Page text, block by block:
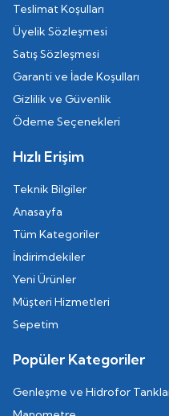
Teslimat Koşulları
Üyelik Sözleşmesi
Satış Sözleşmesi
Garanti ve İade Koşulları
Gizlilik ve Güvenlik
Ödeme Seçenekleri
Hızlı Erişim
Teknik Bilgiler
Anasayfa
Tüm Kategoriler
İndirimdekiler
Yeni Ürünler
Müşteri Hizmetleri
Sepetim
Popüler Kategoriler
Genleşme ve Hidrofor